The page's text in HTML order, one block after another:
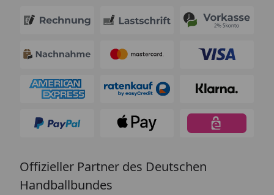
Offizieller Partner des Deutschen
Handballbundes